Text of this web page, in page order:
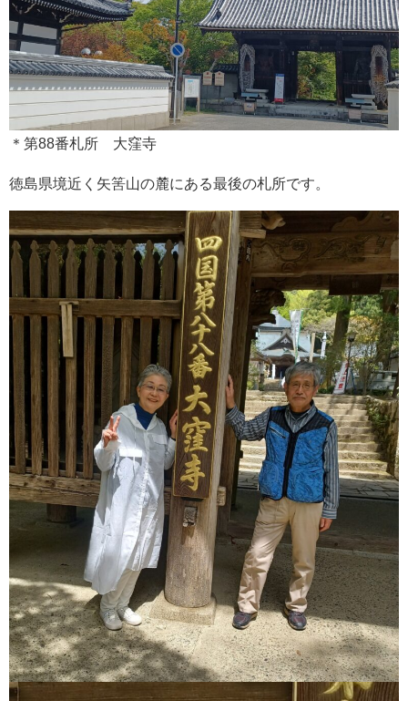
＊第88番札所 大窪寺
徳島県境近く矢筈山の麓にある最後の札所です。